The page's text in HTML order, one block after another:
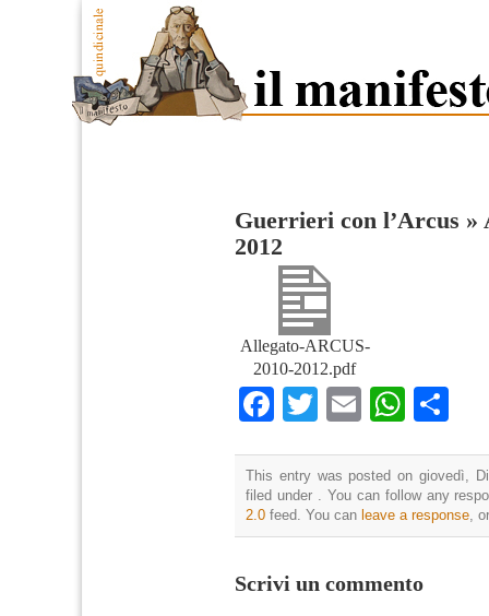
Guerrieri con l’Arcus »
2012
Allegato-ARCUS-
2010-2012.pdf
Facebook
TwitterEmail
This entry was posted on giovedì,
filed under . You can follow any
2.0 feed. You can leave a response,
Scrivi un commento